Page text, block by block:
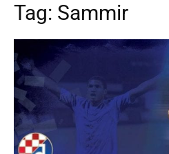
Tag: Sammir